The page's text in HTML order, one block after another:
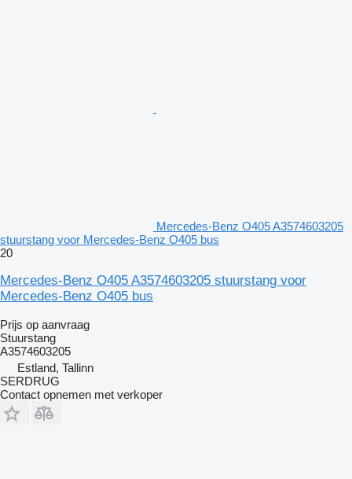
Mercedes-Benz O405 A3574603205
stuurstang voor Mercedes-Benz O405 bus
20
Mercedes-Benz O405 A3574603205 stuurstang voor
Mercedes-Benz O405 bus
Prijs op aanvraag
Stuurstang
А3574603205
Estland, Tallinn
SERDRUG
Contact opnemen met verkoper